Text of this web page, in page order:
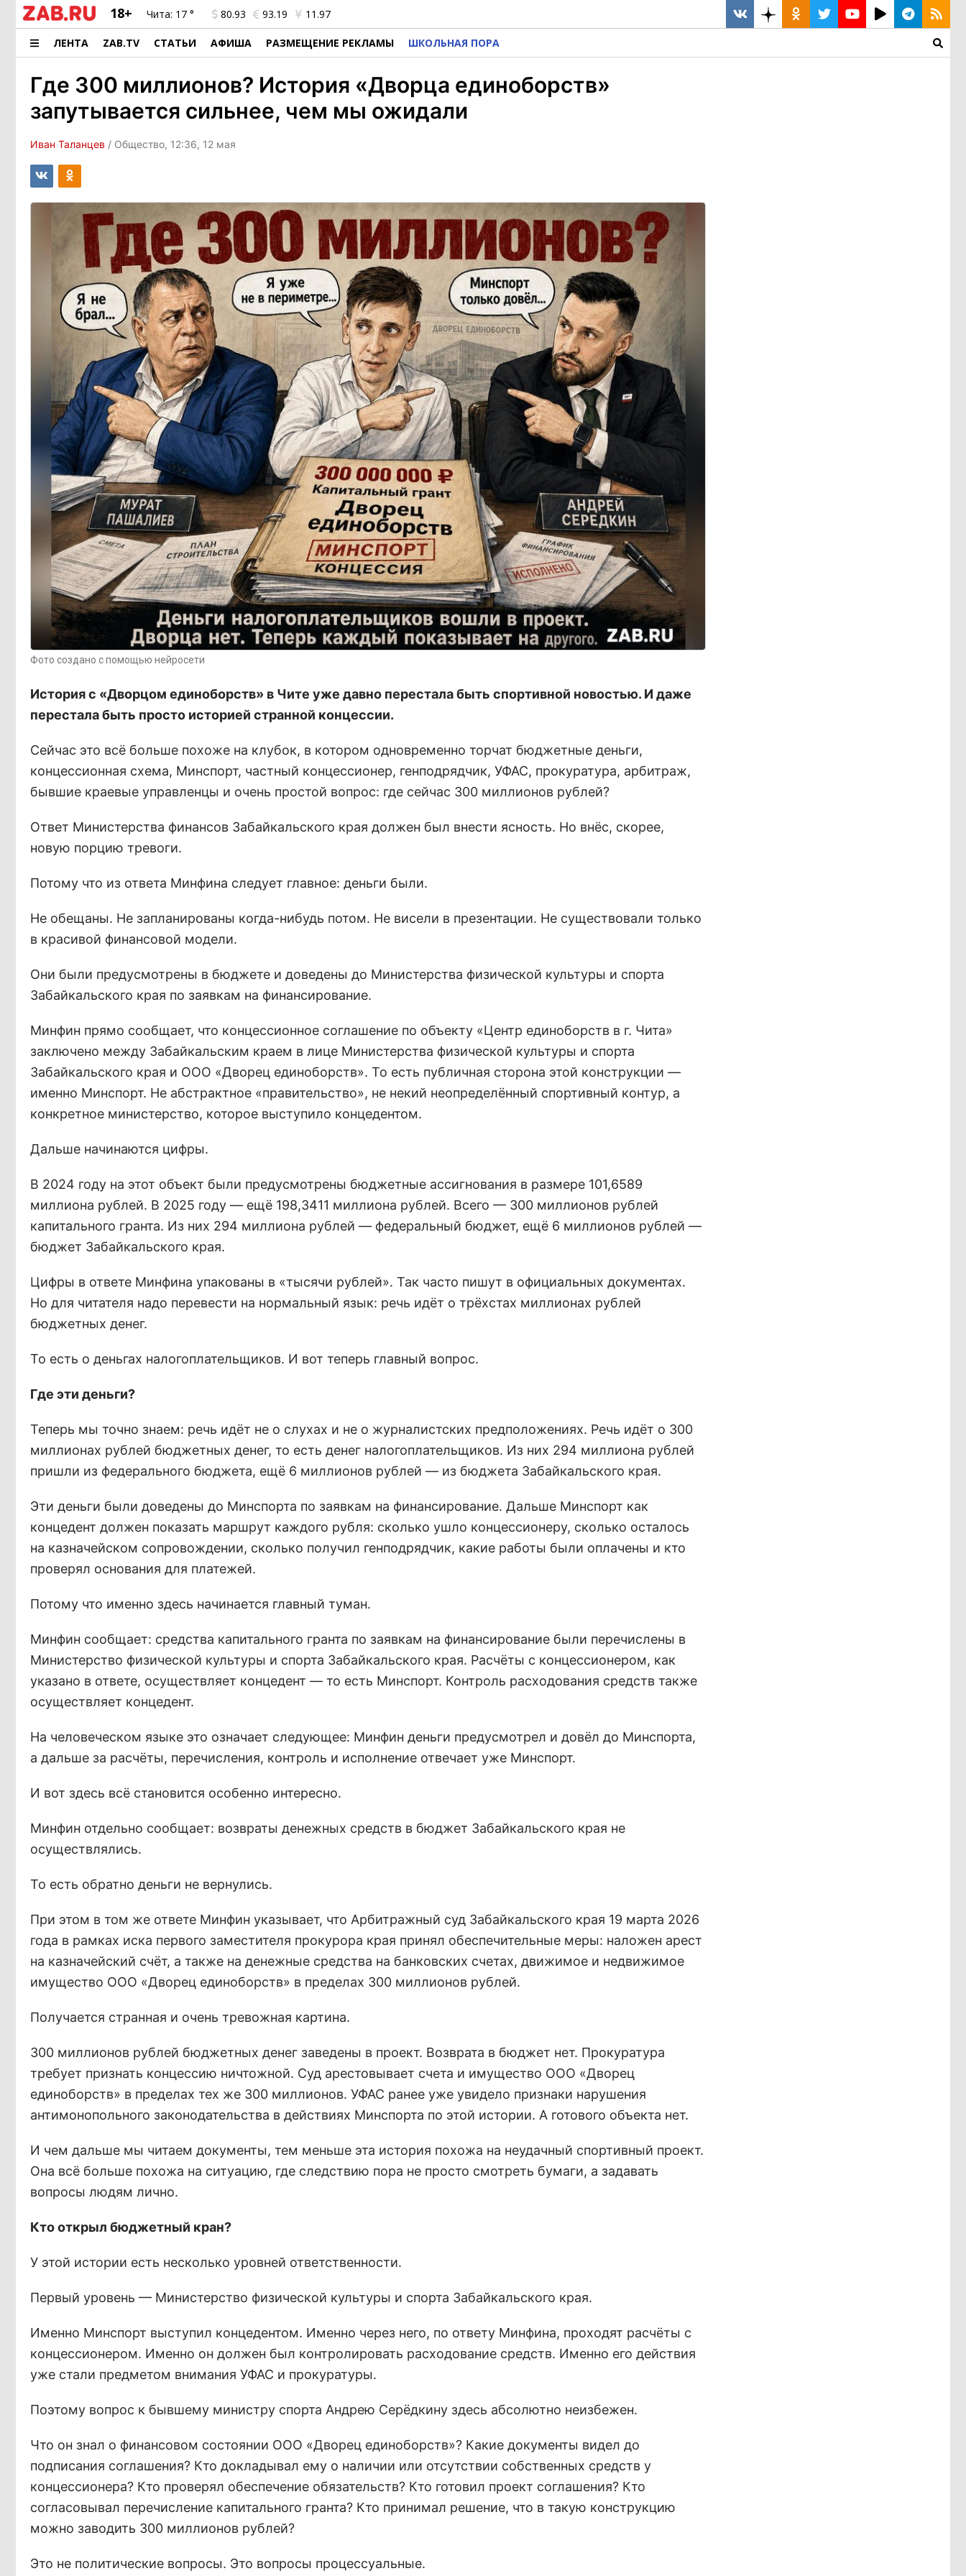
18+ Чита: 17 ° 80.93 93.19 11.97
ЛЕНТА ZAB.TV СТАТЬИ АФИША РАЗМЕЩЕНИЕ РЕКЛАМЫ ШКОЛЬНАЯ ПОРА
Где 300 миллионов? История «Дворца единоборств»
запутывается сильнее, чем мы ожидали
Иван Таланцев / Общество, 12:36, 12 мая
Фото создано с помощью нейросети
История с «Дворцом единоборств» в Чите уже давно перестала быть спортивной новостью. И даже
перестала быть просто историей странной концессии.
Сейчас это всё больше похоже на клубок, в котором одновременно торчат бюджетные деньги,
концессионная схема, Минспорт, частный концессионер, генподрядчик, УФАС, прокуратура, арбитраж,
бывшие краевые управленцы и очень простой вопрос: где сейчас 300 миллионов рублей?
Ответ Министерства финансов Забайкальского края должен был внести ясность. Но внёс, скорее,
новую порцию тревоги.
Потому что из ответа Минфина следует главное: деньги были.
Не обещаны. Не запланированы когда-нибудь потом. Не висели в презентации. Не существовали только
в красивой финансовой модели.
Они были предусмотрены в бюджете и доведены до Министерства физической культуры и спорта
Забайкальского края по заявкам на финансирование.
Минфин прямо сообщает, что концессионное соглашение по объекту «Центр единоборств в г. Чита»
заключено между Забайкальским краем в лице Министерства физической культуры и спорта
Забайкальского края и ООО «Дворец единоборств». То есть публичная сторона этой конструкции —
именно Минспорт. Не абстрактное «правительство», не некий неопределённый спортивный контур, а
конкретное министерство, которое выступило концедентом.
Дальше начинаются цифры.
В 2024 году на этот объект были предусмотрены бюджетные ассигнования в размере 101,6589
миллиона рублей. В 2025 году — ещё 198,3411 миллиона рублей. Всего — 300 миллионов рублей
капитального гранта. Из них 294 миллиона рублей — федеральный бюджет, ещё 6 миллионов рублей —
бюджет Забайкальского края.
Цифры в ответе Минфина упакованы в «тысячи рублей». Так часто пишут в официальных документах.
Но для читателя надо перевести на нормальный язык: речь идёт о трёхстах миллионах рублей
бюджетных денег.
То есть о деньгах налогоплательщиков. И вот теперь главный вопрос.
Где эти деньги?
Теперь мы точно знаем: речь идёт не о слухах и не о журналистских предположениях. Речь идёт о 300
миллионах рублей бюджетных денег, то есть денег налогоплательщиков. Из них 294 миллиона рублей
пришли из федерального бюджета, ещё 6 миллионов рублей — из бюджета Забайкальского края.
Эти деньги были доведены до Минспорта по заявкам на финансирование. Дальше Минспорт как
концедент должен показать маршрут каждого рубля: сколько ушло концессионеру, сколько осталось
на казначейском сопровождении, сколько получил генподрядчик, какие работы были оплачены и кто
проверял основания для платежей.
Потому что именно здесь начинается главный туман.
Минфин сообщает: средства капитального гранта по заявкам на финансирование были перечислены в
Министерство физической культуры и спорта Забайкальского края. Расчёты с концессионером, как
указано в ответе, осуществляет концедент — то есть Минспорт. Контроль расходования средств также
осуществляет концедент.
На человеческом языке это означает следующее: Минфин деньги предусмотрел и довёл до Минспорта,
а дальше за расчёты, перечисления, контроль и исполнение отвечает уже Минспорт.
И вот здесь всё становится особенно интересно.
Минфин отдельно сообщает: возвраты денежных средств в бюджет Забайкальского края не
осуществлялись.
То есть обратно деньги не вернулись.
При этом в том же ответе Минфин указывает, что Арбитражный суд Забайкальского края 19 марта 2026
года в рамках иска первого заместителя прокурора края принял обеспечительные меры: наложен арест
на казначейский счёт, а также на денежные средства на банковских счетах, движимое и недвижимое
имущество ООО «Дворец единоборств» в пределах 300 миллионов рублей.
Получается странная и очень тревожная картина.
300 миллионов рублей бюджетных денег заведены в проект. Возврата в бюджет нет. Прокуратура
требует признать концессию ничтожной. Суд арестовывает счета и имущество ООО «Дворец
единоборств» в пределах тех же 300 миллионов. УФАС ранее уже увидело признаки нарушения
антимонопольного законодательства в действиях Минспорта по этой истории. А готового объекта нет.
И чем дальше мы читаем документы, тем меньше эта история похожа на неудачный спортивный проект.
Она всё больше похожа на ситуацию, где следствию пора не просто смотреть бумаги, а задавать
вопросы людям лично.
Кто открыл бюджетный кран?
У этой истории есть несколько уровней ответственности.
Первый уровень — Министерство физической культуры и спорта Забайкальского края.
Именно Минспорт выступил концедентом. Именно через него, по ответу Минфина, проходят расчёты с
концессионером. Именно он должен был контролировать расходование средств. Именно его действия
уже стали предметом внимания УФАС и прокуратуры.
Поэтому вопрос к бывшему министру спорта Андрею Серёдкину здесь абсолютно неизбежен.
Что он знал о финансовом состоянии ООО «Дворец единоборств»? Какие документы видел до
подписания соглашения? Кто докладывал ему о наличии или отсутствии собственных средств у
концессионера? Кто проверял обеспечение обязательств? Кто готовил проект соглашения? Кто
согласовывал перечисление капитального гранта? Кто принимал решение, что в такую конструкцию
можно заводить 300 миллионов рублей?
Это не политические вопросы. Это вопросы процессуальные.